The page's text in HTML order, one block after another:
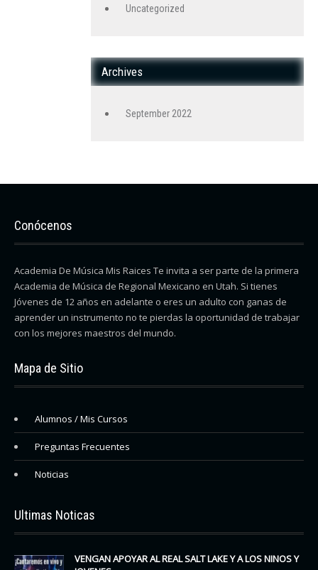
Uncategorized
Archives
September 2022
Conócenos
Academia De Música Mis Raices Te invita a ser parte de la primera
Academia de Música de Regional Mexicano en Utah. Si tienes
Jóvenes de 12 años en adelante o eres un adulto con ganas de
aprender un instrumento no te pierdas la oportunidad de trabajar
con los mejores maestros del mundo.
Mapa de Sitio
Alumnos / Mis Cursos
Preguntas Frecuentes
Noticias
Ultimas Noticas
VENGAN APOYAR AL REAL SALT LAKE Y A LOS NINOS Y